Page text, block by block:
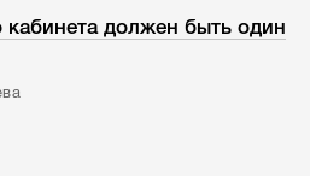
должен быть один